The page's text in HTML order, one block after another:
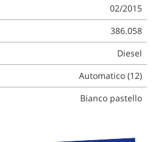
02/2015
386.058
Diesel
Automatico (12)
Bianco pastello